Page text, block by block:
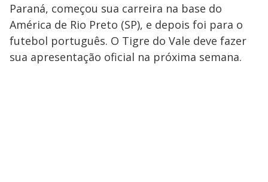
Paraná, começou sua carreira na base do
América de Rio Preto (SP), e depois foi para o
futebol português. O Tigre do Vale deve fazer
sua apresentação oficial na próxima semana.